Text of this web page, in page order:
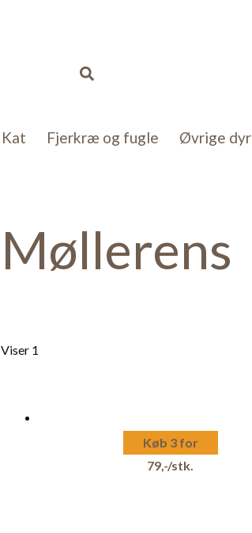
Søg
Kat Fjerkræ og fugle Øvrige dyr
Møllerens
Viser 15 resultater
Køb 3 for
79,-/stk.